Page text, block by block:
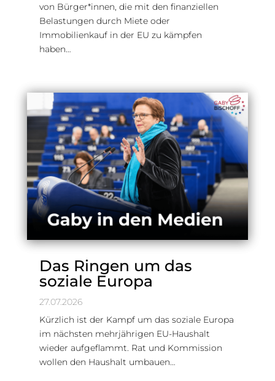
von Bürger*innen, die mit den finanziellen
Belastungen durch Miete oder
Immobilienkauf in der EU zu kämpfen
haben…
Das Ringen um das
soziale Europa
27.07.2026
Kürzlich ist der Kampf um das soziale Europa
im nächsten mehrjährigen EU-Haushalt
wieder aufgeflammt. Rat und Kommission
wollen den Haushalt umbauen…